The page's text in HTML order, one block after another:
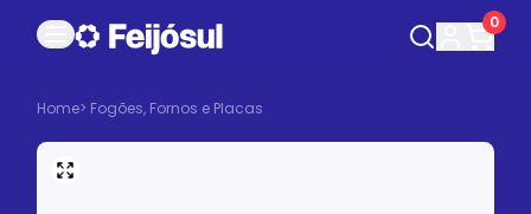
0
Home> Fogões, Fornos e Placas